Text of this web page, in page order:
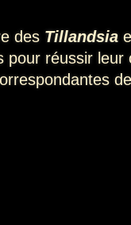
des Tillandsia
pour réussir leur